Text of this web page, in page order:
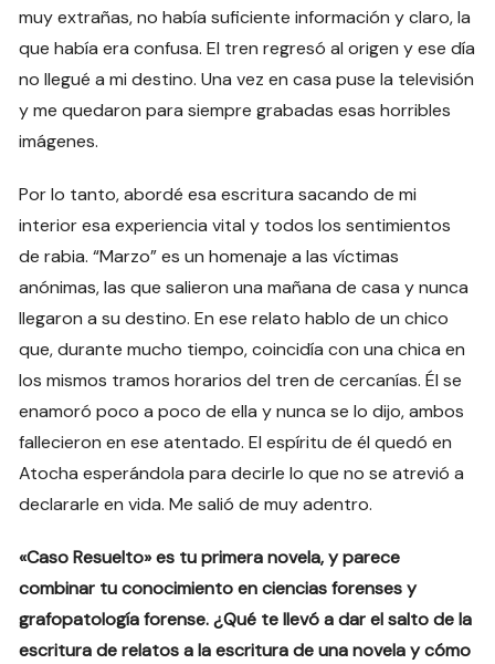
muy extrañas, no había suficiente información y claro, la
que había era confusa. El tren regresó al origen y ese día
no llegué a mi destino. Una vez en casa puse la televisión
y me quedaron para siempre grabadas esas horribles
imágenes.
Por lo tanto, abordé esa escritura sacando de mi
interior esa experiencia vital y todos los sentimientos
de rabia. “Marzo” es un homenaje a las víctimas
anónimas, las que salieron una mañana de casa y nunca
llegaron a su destino. En ese relato hablo de un chico
que, durante mucho tiempo, coincidía con una chica en
los mismos tramos horarios del tren de cercanías. Él se
enamoró poco a poco de ella y nunca se lo dijo, ambos
fallecieron en ese atentado. El espíritu de él quedó en
Atocha esperándola para decirle lo que no se atrevió a
declararle en vida. Me salió de muy adentro.
«Caso Resuelto» es tu primera novela, y parece
combinar tu conocimiento en ciencias forenses y
grafopatología forense. ¿Qué te llevó a dar el salto de la
escritura de relatos a la escritura de una novela y cómo